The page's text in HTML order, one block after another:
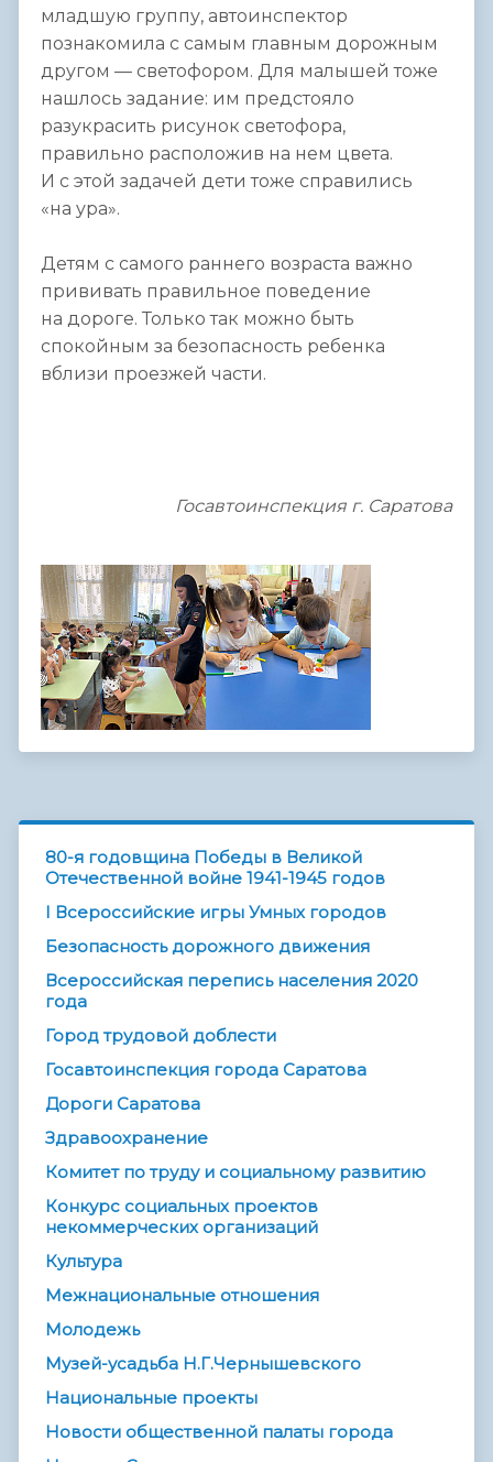
младшую группу, автоинспектор
познакомила с самым главным дорожным
другом — светофором. Для малышей тоже
нашлось задание: им предстояло
разукрасить рисунок светофора,
правильно расположив на нем цвета.
И с этой задачей дети тоже справились
«на ура».
Детям с самого раннего возраста важно
прививать правильное поведение
на дороге. Только так можно быть
спокойным за безопасность ребенка
вблизи проезжей части.
Госавтоинспекция г. Саратова
80-я годовщина Победы в Великой
Отечественной войне 1941-1945 годов
I Всероссийские игры Умных городов
Безопасность дорожного движения
Всероссийская перепись населения 2020
года
Город трудовой доблести
Госавтоинспекция города Саратова
Дороги Саратова
Здравоохранение
Комитет по труду и социальному развитию
Конкурс социальных проектов
некоммерческих организаций
Культура
Межнациональные отношения
Молодежь
Музей-усадьба Н.Г.Чернышевского
Национальные проекты
Новости общественной палаты города